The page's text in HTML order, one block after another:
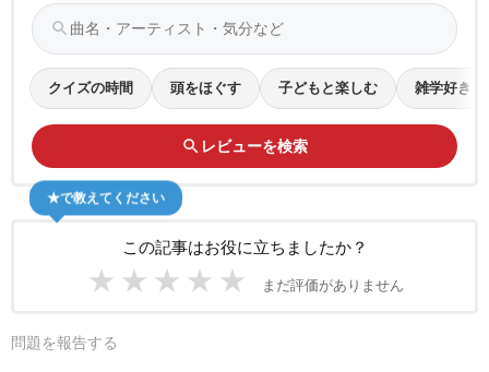
search
クイズの時間 頭をほぐす 子どもと楽しむ 雑学好き
search レビューを検索
この記事はお役に立ちましたか？
★ ★ ★ ★ ★ まだ評価がありません
★で教えてください
問題を報告する